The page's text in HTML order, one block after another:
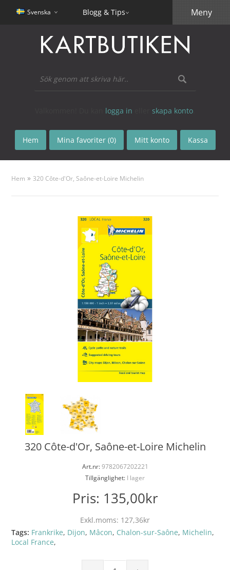
Svenska Blogg & Tips
logga in skapa konto
Hem Mina favoriter (0) Mitt konto Kassa
Meny
Hem » 320 Côte-d'Or, Saône-et-Loire Michelin
320 Côte-d'Or, Saône-et-Loire Michelin
Art.nr:9782067202221
Tillgänglighet: I lager
Pris: 135,00kr
Exkl.moms: 127,36kr
Tags: Frankrike, Dijon, Mâcon, Chalon-sur-Saône, Michelin,
Local France,